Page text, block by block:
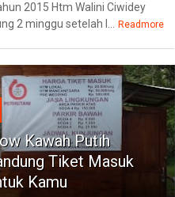
2015 Htm Walini Ciwidey
2 minggu setelah l... Readmore
Kawah Putih
Tiket Masuk
Kamu